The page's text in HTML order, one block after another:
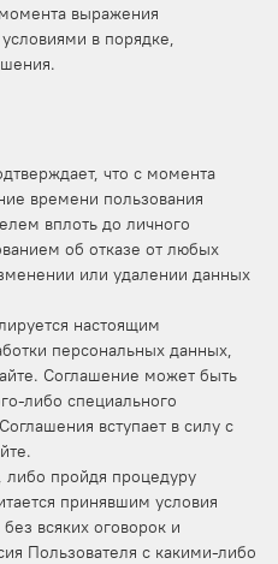
выражения
в порядке,
что с момента
времени пользования
вплоть до личного
об отказе от любых
или удалении данных
настоящим
персональных данных,
Соглашение может быть
либо специального
вступает в силу с
либо пройдя процедуру
принявшим условия
всяких оговорок и
Пользователя с какими-либо